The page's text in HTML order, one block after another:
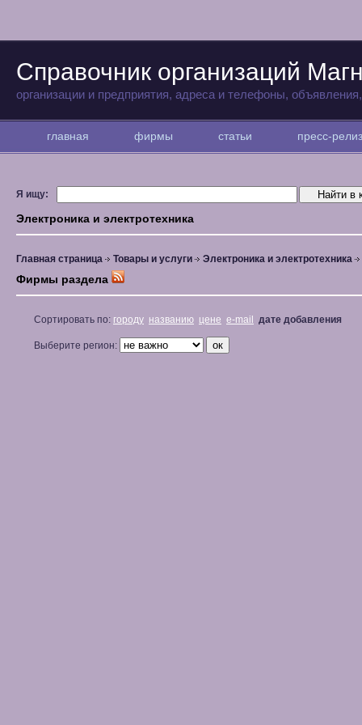
Справочник организаций
организации и предприятия, адреса и телефоны,
главная фирмы статьи пресс-
Я ищу:
Электроника и электротехника
Главная страница Товары и услуги Электроника и электротехника
Фирмы раздела
Сортировать по: городу названию цене e-mail дате добавления
Выберите регион: